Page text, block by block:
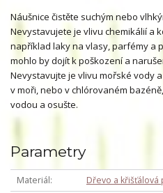
Náušnice čistěte suchým nebo
Nevystavujete je vlivu chemikálií a
například laky na vlasy, parfémy a
mohlo by dojít k poškození a
Nevystavujte je vlivu mořské vody
v moři, nebo v chlórovaném
vodou a osušte.
Parametry
Materiál
Dřevo a křišťálová